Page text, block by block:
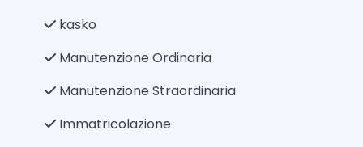
kasko
Manutenzione Ordinaria
Manutenzione Straordinaria
Immatricolazione